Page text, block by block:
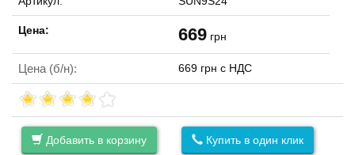
Цена: 669 грн
Цена (б/н): 669 грн с НДС
Добавить в корзину Купить в один клик